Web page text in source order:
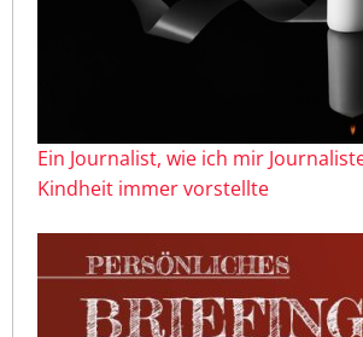
Ein Journalist, wie ich mir
Kindheit immer vorstellte